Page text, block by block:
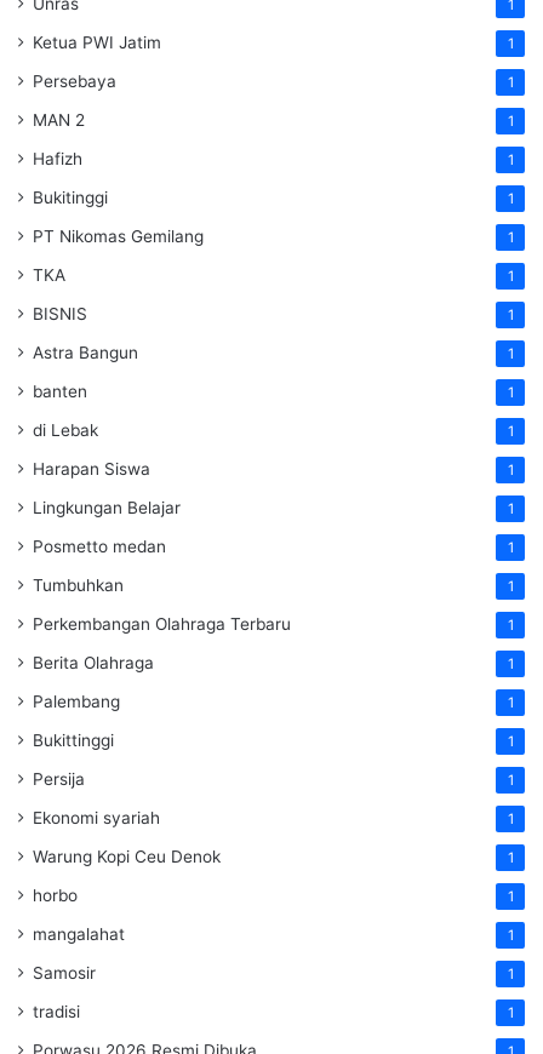
Unras 1
Ketua PWI Jatim 1
Persebaya 1
MAN 2 1
Hafizh 1
Bukitinggi 1
PT Nikomas Gemilang 1
TKA 1
BISNIS 1
Astra Bangun 1
banten 1
di Lebak 1
Harapan Siswa 1
Lingkungan Belajar 1
Posmetto medan 1
Tumbuhkan 1
Perkembangan Olahraga Terbaru 1
Berita Olahraga 1
Palembang 1
Bukittinggi 1
Persija 1
Ekonomi syariah 1
Warung Kopi Ceu Denok 1
horbo 1
mangalahat 1
Samosir 1
tradisi 1